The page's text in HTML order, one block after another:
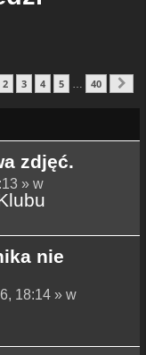
1 40
2 3 4 5 40
zdjęć.
» w
nie
18:14 » w